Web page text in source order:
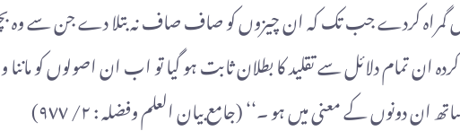
گمراہ کردے جب تک کہ ان چیزوں کو صاف صاف نہ بتلا دے جن سے وہ بچیں
ان تمام دلائل سے تقلید کا بطلان ثابت ہو گیا تو اب ان اصولوں کو
ان دونوں کے معنی میں ہو ۔‘‘ (جامع بیان العلم وفضلہ : ٢/ ٩٧٧)